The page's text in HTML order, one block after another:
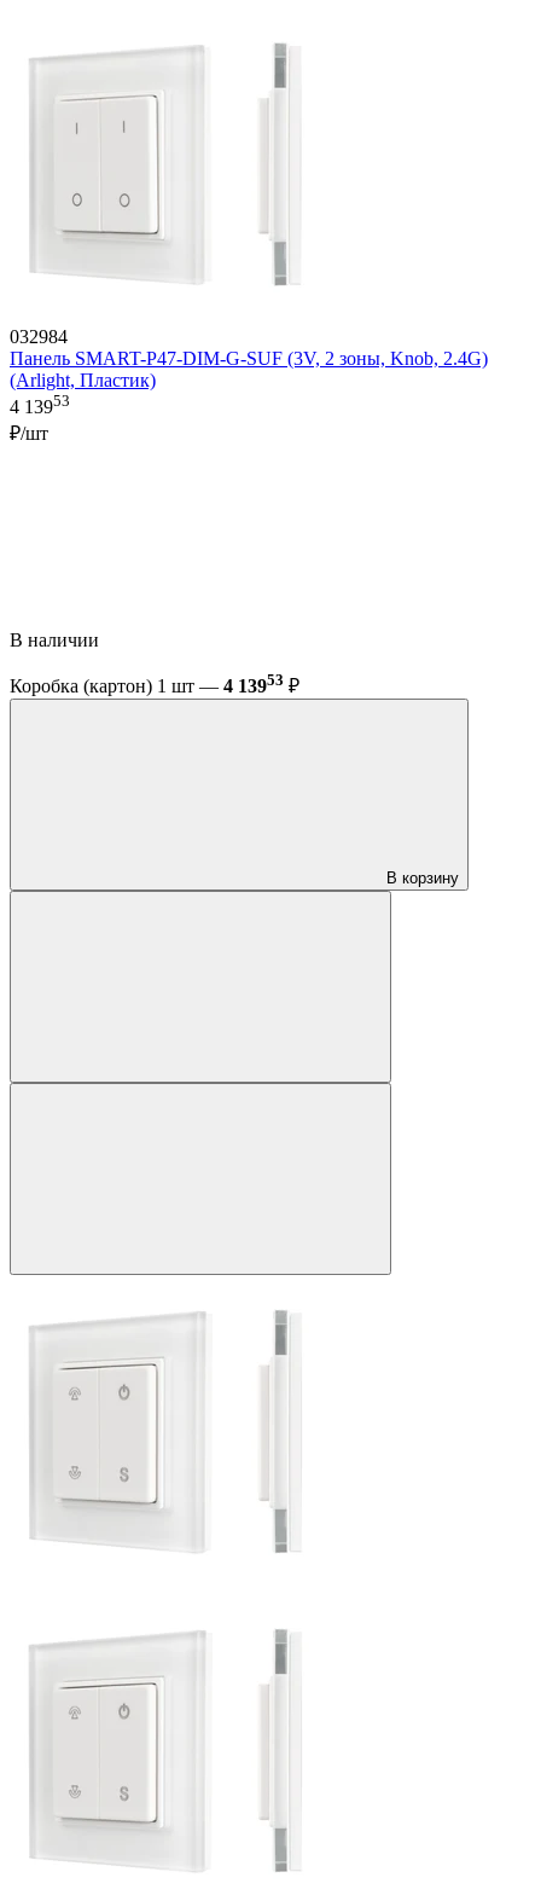
032984
Панель SMART-P47-DIM-G-SUF (3V, 2 зоны, Knob, 2.4G)
(Arlight, Пластик)
4 13953
₽/шт
В наличии
Коробка (картон) 1 шт — 4 13953 ₽
В корзину